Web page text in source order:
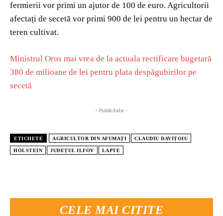
CELE MAI CITITE
fermierii vor primi un ajutor de 100 de euro. Agricultorii
afectați de secetă vor primi 900 de lei pentru un hectar de
teren cultivat.
Ministrul Oros mai vrea de la actuala rectificare bugetară
380 de milioane de lei pentru plata despăgubirilor pe
secetă
- Publicitate -
ETICHETE AGRICULTOR DIN AFUMAȚI CLAUDIU DAVIȚOIU
HOLSTEIN JUDEȚUL ILFOV LAPTE